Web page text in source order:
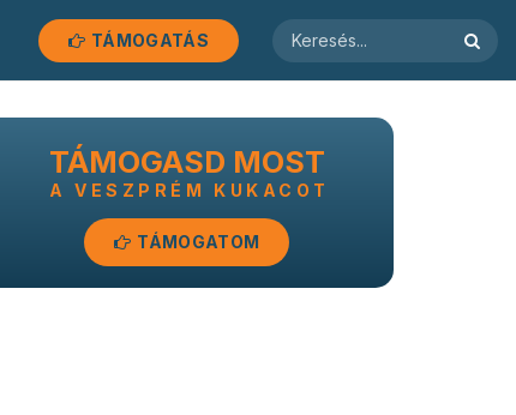
TÁMOGATÁS
TÁMOGASD MOST
A VESZPRÉM KUKACOT
TÁMOGATOM